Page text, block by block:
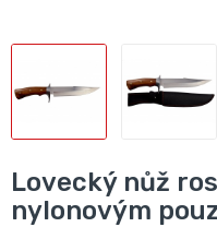
Lovecký nůž
nylonovým